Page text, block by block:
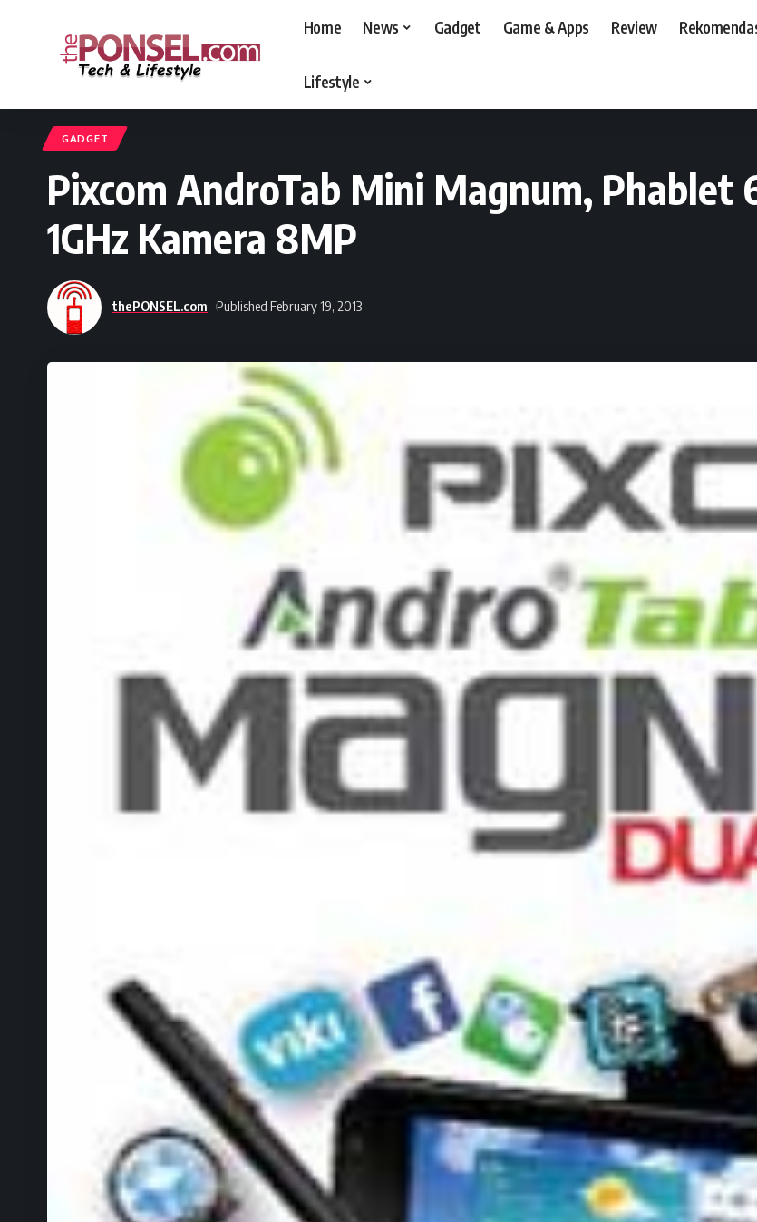
Home News Gadget Game & Apps Review
Lifestyle
GADGET
Pixcom AndroTab Mini Magnum, Phablet
1GHz Kamera 8MP
thePONSEL.com Published February 19, 2013